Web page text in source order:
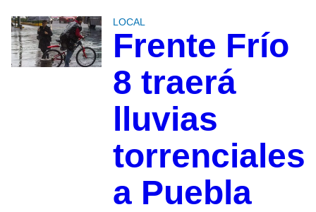
LOCAL
Frente Frío
8 traerá
lluvias
torrenciales
a Puebla